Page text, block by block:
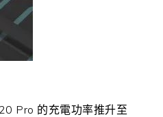
Pro 的充電功率推升至